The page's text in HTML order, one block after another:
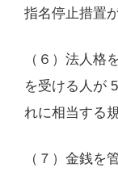
指名停止措置
（６）法人格
を受ける人が
れに相当する
（７）金銭を